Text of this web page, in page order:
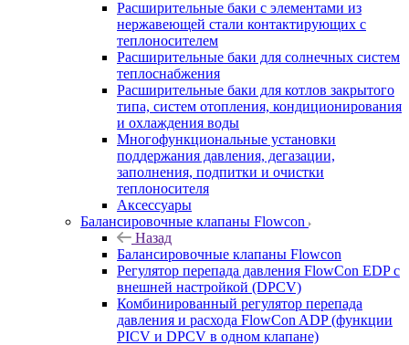
Расширительные баки с элементами из
нержавеющей стали контактирующих с
теплоносителем
Расширительные баки для солнечных систем
теплоснабжения
Расширительные баки для котлов закрытого
типа, систем отопления, кондиционирования
и охлаждения воды
Многофункциональные установки
поддержания давления, дегазации,
заполнения, подпитки и очистки
теплоносителя
Аксессуары
Балансировочные клапаны Flowcon
Назад
Балансировочные клапаны Flowcon
Регулятор перепада давления FlowСon EDP с
внешней настройкой (DPCV)
Комбинированный регулятор перепада
давления и расхода FlowСon ADP (функции
PICV и DPCV в одном клапане)